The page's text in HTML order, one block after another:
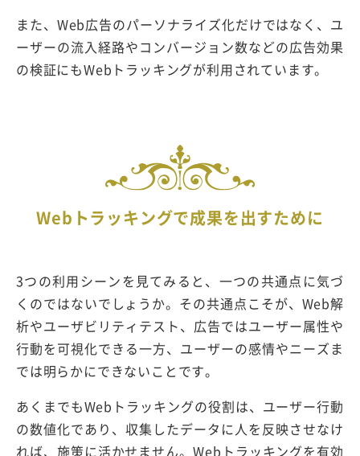
また、Web広告のパーソナライズ化だけではなく、ユ
ーザーの流入経路やコンバージョン数などの広告効果
の検証にもWebトラッキングが利用されています。
Webトラッキングで成果を出すために
3つの利用シーンを見てみると、一つの共通点に気づ
くのではないでしょうか。その共通点こそが、Web解
析やユーザビリティテスト、広告ではユーザー属性や
行動を可視化できる一方、ユーザーの感情やニーズま
では明らかにできないことです。
あくまでもWebトラッキングの役割は、ユーザー行動
の数値化であり、収集したデータに人を反映させなけ
れば、施策に活かせません。Webトラッキングを有効